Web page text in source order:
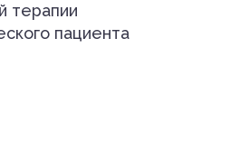
терапии
пациента